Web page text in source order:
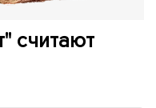
считают